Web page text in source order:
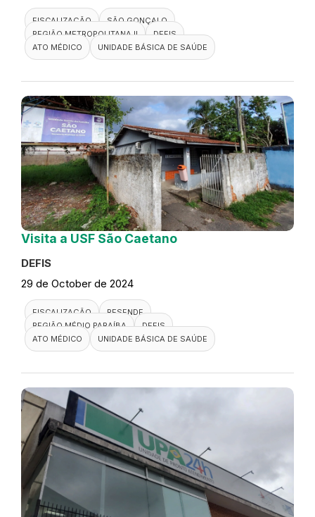
FISCALIZAÇÃO
SÃO GONÇALO
REGIÃO METROPOLITANA II
DEFIS
ATO MÉDICO
UNIDADE BÁSICA DE SAÚDE
Visita a USF São Caetano
DEFIS
29 de October de 2024
FISCALIZAÇÃO
RESENDE
REGIÃO MÉDIO PARAÍBA
DEFIS
ATO MÉDICO
UNIDADE BÁSICA DE SAÚDE